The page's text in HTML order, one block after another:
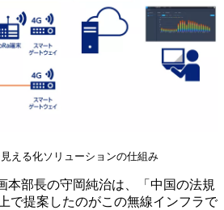
える化ソリューションの仕組み
本部長の守岡純治は、「中国の法規
で提案したのがこの無線インフラで